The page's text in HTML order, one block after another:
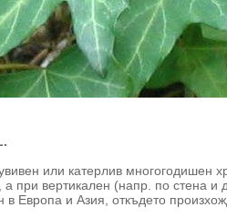
или катерлив многогодишен
при вертикален (напр. по стена
в Европа и Азия, откъдето